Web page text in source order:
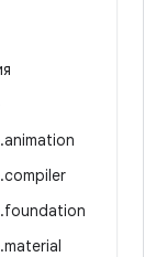
.animation
.compiler
.foundation
.material